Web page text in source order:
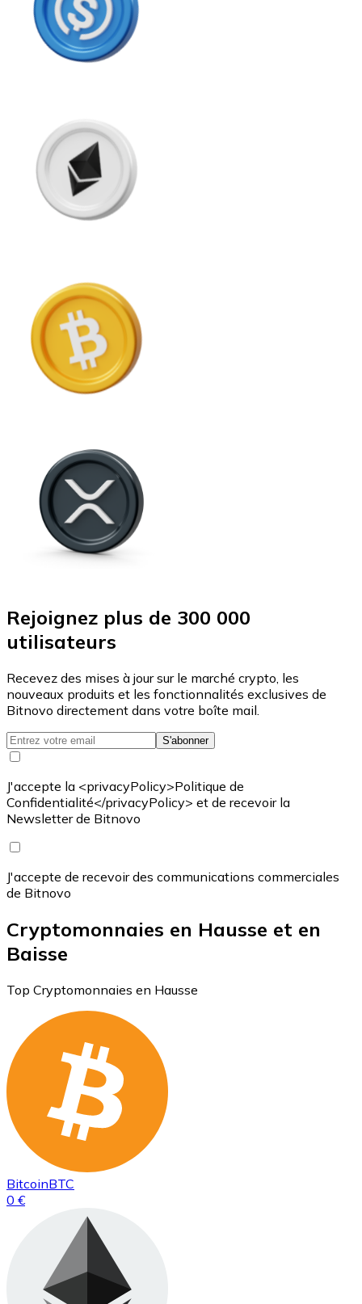
Rejoignez plus de 300 000
utilisateurs
Recevez des mises à jour sur le marché crypto, les
nouveaux produits et les fonctionnalités exclusives de
Bitnovo directement dans votre boîte mail.
S'abonner
J'accepte la <privacyPolicy>Politique de
Confidentialité</privacyPolicy> et de recevoir la
Newsletter de Bitnovo
J'accepte de recevoir des communications commerciales
de Bitnovo
Cryptomonnaies en Hausse et en
Baisse
Top Cryptomonnaies en Hausse
BitcoinBTC
0 €